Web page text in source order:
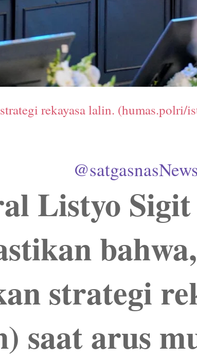
rekayasa lalin. (humas.polri/
Listyo Sigit
strategi
saat arus